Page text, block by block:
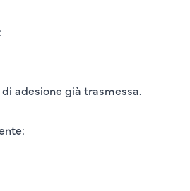
adesione già trasmessa.